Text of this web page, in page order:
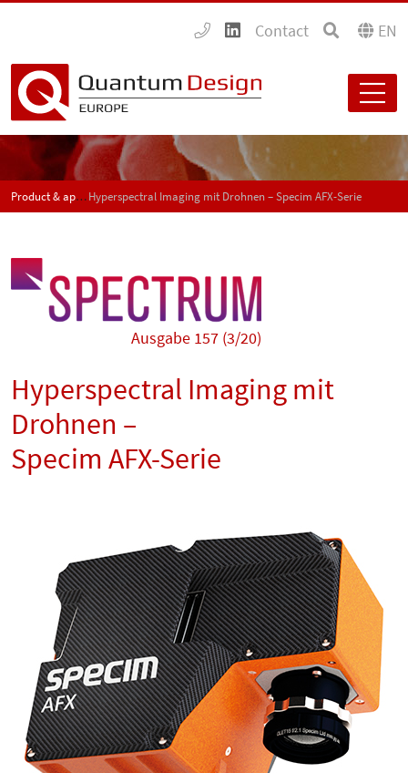
Contact EN
Product & application news - SPECTRUMHyperspectral Imaging mit Drohnen – Specim AFX-Serie
Ausgabe 157 (3/20)
Hyperspectral Imaging mit
Drohnen –
Specim AFX-Serie